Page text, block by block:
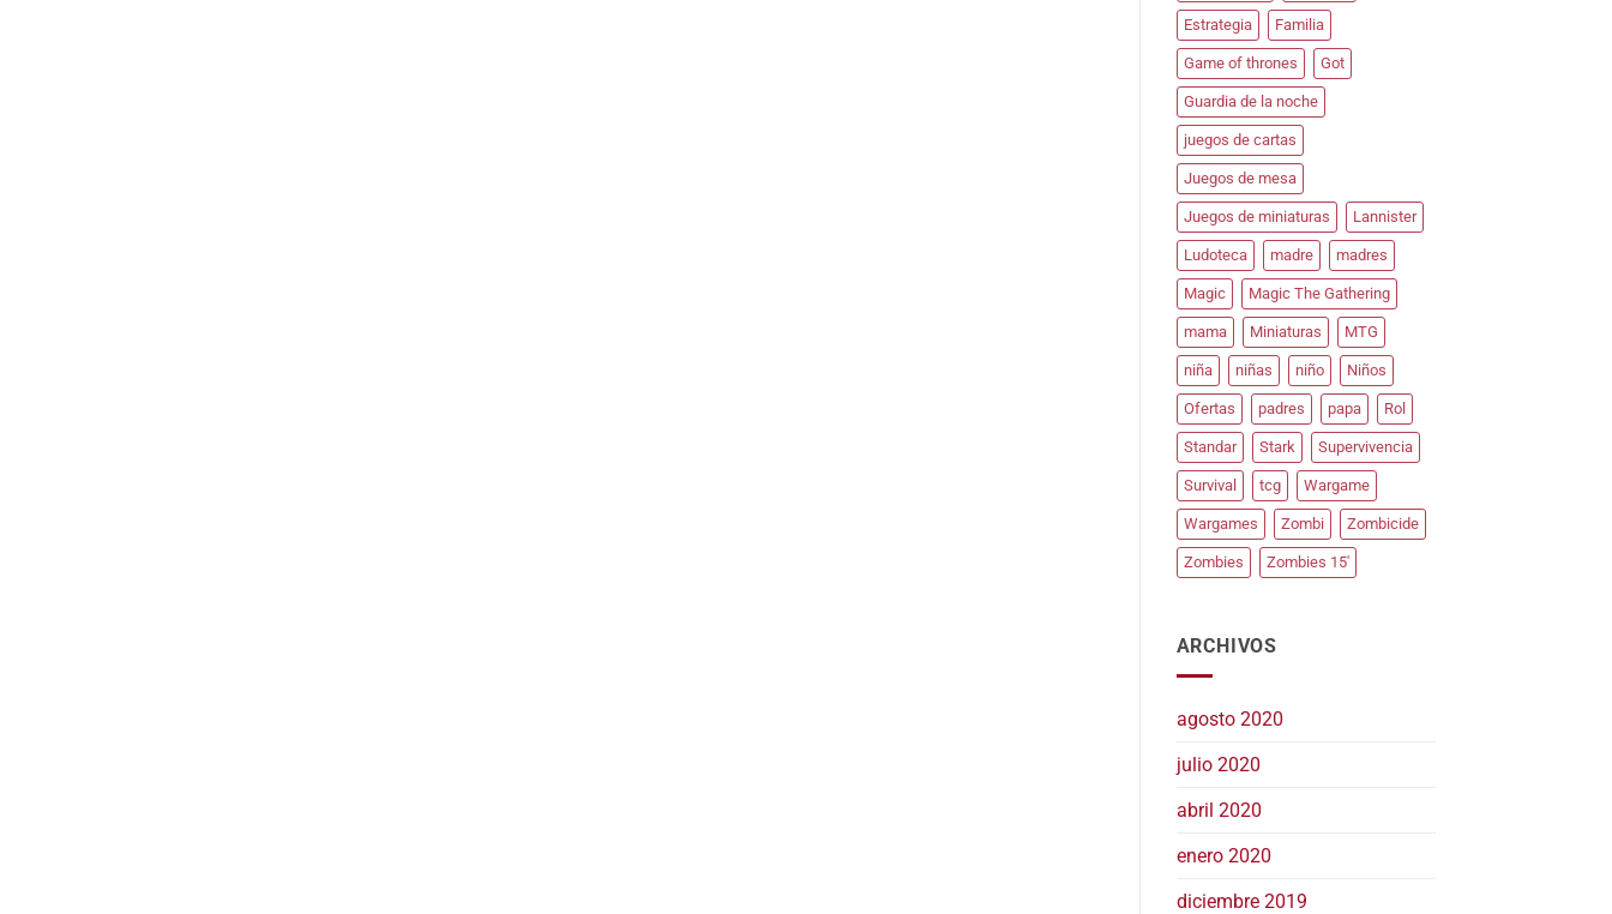
Estrategia Familia
Game of thrones Got
Guardia de la noche
juegos de cartas
Juegos de mesa
Juegos de miniaturas Lannister
Ludoteca madre madres
Magic Magic The Gathering
mama Miniaturas MTG
niña niñas niño Niños
Ofertas padres papa Rol
Standar Stark Supervivencia
Survival tcg Wargame
Wargames Zombi Zombicide
Zombies Zombies 15'
ARCHIVOS
agosto 2020
julio 2020
abril 2020
enero 2020
diciembre 2019